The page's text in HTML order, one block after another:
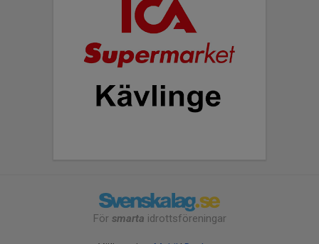
För smarta idrottsföreningar